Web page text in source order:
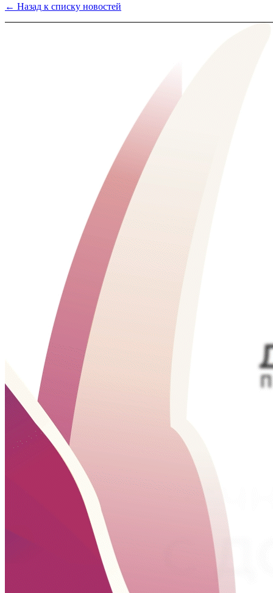
← Назад к списку новостей